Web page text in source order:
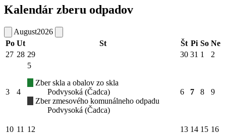
Kalendár zberu odpadov
August2026
Po Ut St Št Pi So Ne
27 28 29 30 31 1 2
3 4
5
Zber skla a obalov zo skla
Podvysoká (Čadca)
Zber zmesového komunálneho odpadu
Podvysoká (Čadca)
6 7 8 9
10 11 12 13 14 15 16